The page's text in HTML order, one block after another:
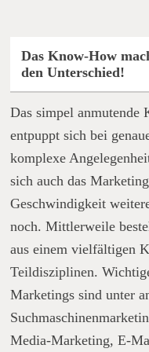
Das Know-How
den Unterschied!
Das simpel anmutende
entpuppt sich bei
komplexe
sich auch das
Geschwindigkeit
noch. Mittlerweile
aus einem vielfältigen
Teildisziplinen.
Marketings sind unter
Media-Marketing, E-